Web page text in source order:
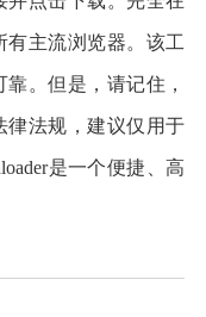
主流浏览器。该工
。但是，请记住，
律法规，建议仅用于
是一个便捷、高